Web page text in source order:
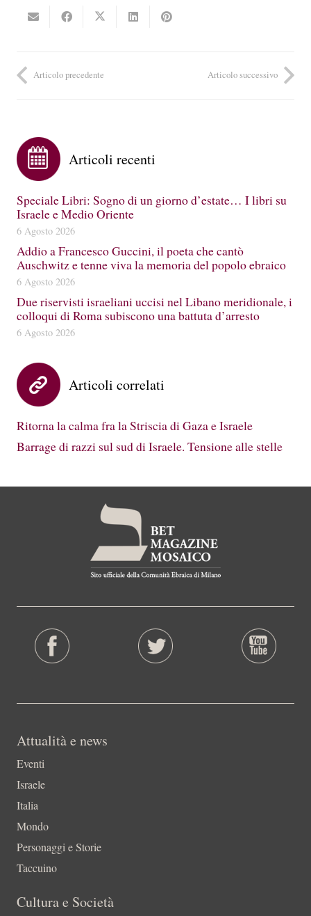
Articolo precedente Articolo successivo
Articoli recenti
Speciale Libri: Sogno di un giorno d’estate… I libri su
Israele e Medio Oriente
6 Agosto 2026
Addio a Francesco Guccini, il poeta che cantò
Auschwitz e tenne viva la memoria del popolo ebraico
6 Agosto 2026
Due riservisti israeliani uccisi nel Libano meridionale, i
colloqui di Roma subiscono una battuta d’arresto
6 Agosto 2026
Articoli correlati
Ritorna la calma fra la Striscia di Gaza e Israele
Barrage di razzi sul sud di Israele. Tensione alle stelle
Attualità e news
Eventi
Israele
Italia
Mondo
Personaggi e Storie
Taccuino
Cultura e Società